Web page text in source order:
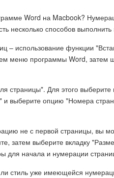
Word на Macbook?
несколько способов выполнить
– использование функции
меню программы Word,
страницы". Для этого
и выберите опцию "Номера
не с первой страницы, вы
затем выберите вкладку
для начала и нумерации
стиль уже имеющейся